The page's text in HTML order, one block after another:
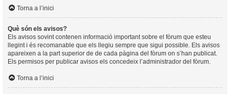
Torna a l’inici
Què són els avisos?
Els avisos sovint contenen informació important sobre el fòrum que esteu
llegint i és recomanable que els llegiu sempre que sigui possible. Els avisos
apareixen a la part superior de de cada pàgina del fòrum on s’han publicat.
Els permisos per publicar avisos els concedeix l’administrador del fòrum.
Torna a l’inici